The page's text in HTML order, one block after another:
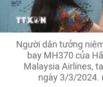
Người dân tưởng
bay MH370 của
Malaysia Airlines,
ngày 3/3/2024.